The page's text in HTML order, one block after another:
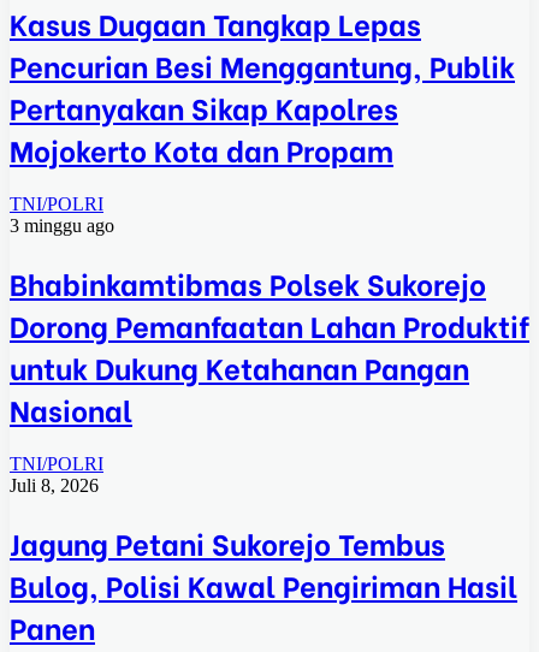
Kasus Dugaan Tangkap Lepas
Pencurian Besi Menggantung, Publik
Pertanyakan Sikap Kapolres
Mojokerto Kota dan Propam
TNI/POLRI
3 minggu ago
Bhabinkamtibmas Polsek Sukorejo
Dorong Pemanfaatan Lahan Produktif
untuk Dukung Ketahanan Pangan
Nasional
TNI/POLRI
Juli 8, 2026
Jagung Petani Sukorejo Tembus
Bulog, Polisi Kawal Pengiriman Hasil
Panen